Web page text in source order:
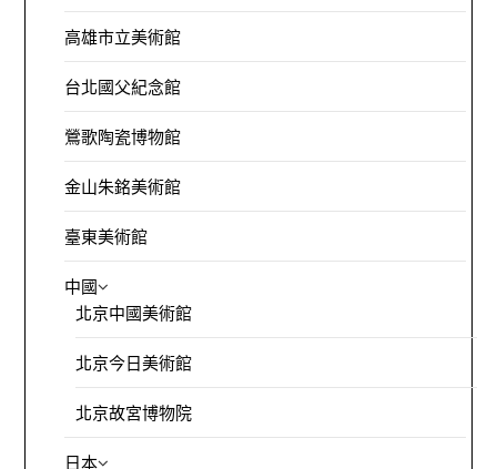
高雄市立美術館
台北國父紀念館
鶯歌陶瓷博物館
金山朱銘美術館
臺東美術館
中國
北京中國美術館
北京今日美術館
北京故宮博物院
日本